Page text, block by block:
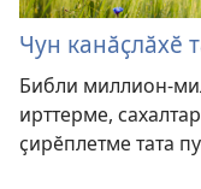
Чун канӑҫлӑхӗ
Библи миллион-
ирттерме,
ҫирӗплетме тата